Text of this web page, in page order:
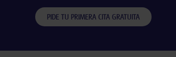
PIDE TU PRIMERA CITA GRATUITA